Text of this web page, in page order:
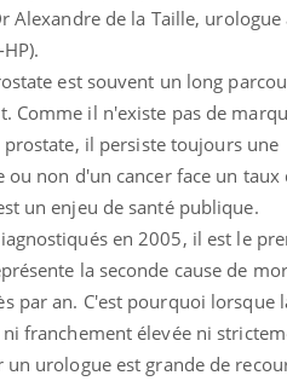
Alexandre de la Taille, urologue
est souvent un long
Comme il n'existe pas de
il persiste toujours une
non d'un cancer face un taux
un enjeu de santé publique.
en 2005, il est le
la seconde cause de
par an. C'est pourquoi lorsque
franchement élevée ni
urologue est grande de